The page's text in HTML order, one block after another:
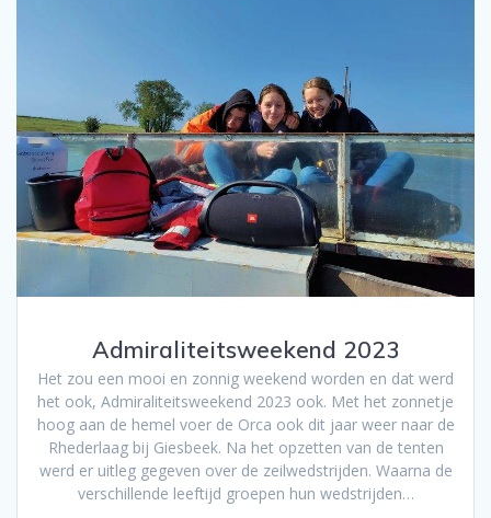
Admiraliteitsweekend 2023
Het zou een mooi en zonnig weekend worden en dat werd
het ook, Admiraliteitsweekend 2023 ook. Met het zonnetje
hoog aan de hemel voer de Orca ook dit jaar weer naar de
Rhederlaag bij Giesbeek. Na het opzetten van de tenten
werd er uitleg gegeven over de zeilwedstrijden. Waarna de
verschillende leeftijd groepen hun wedstrijden…